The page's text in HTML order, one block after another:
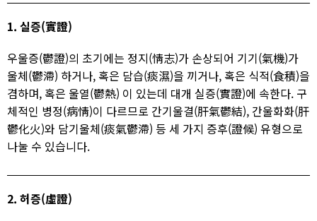
1. 실증(實證)
우울증(鬱證)의 초기에는 정지(情志)가 손상되어 기기(氣機)가
울체(鬱滯) 하거나, 혹은 담습(痰濕)을 끼거나, 혹은 식적(食積)을
겸하며, 혹은 울열(鬱熱) 이 있는데 대개 실증(實證)에 속한다. 구
체적인 병정(病情)이 다르므로 간기울결(肝氣鬱結), 간울화화(肝
鬱化火)와 담기울체(痰氣鬱滯) 등 세 가지 증후(證候) 유형으로
나눌 수 있습니다.
2. 허증(虛證)